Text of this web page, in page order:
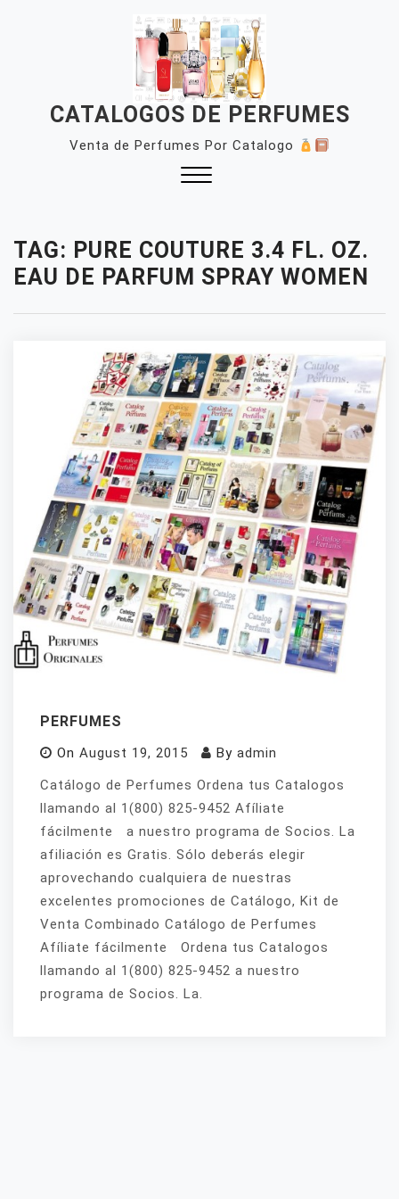
CATALOGOS DE PERFUMES
Venta de Perfumes Por Catalogo
TAG: PURE COUTURE 3.4 FL. OZ.
EAU DE PARFUM SPRAY WOMEN
PERFUMES
On August 19, 2015 By admin
Catálogo de Perfumes Ordena tus Catalogos
llamando al 1(800) 825-9452 Afíliate
fácilmente a nuestro programa de Socios. La
afiliación es Gratis. Sólo deberás elegir
aprovechando cualquiera de nuestras
excelentes promociones de Catálogo, Kit de
Venta Combinado Catálogo de Perfumes
Afíliate fácilmente Ordena tus Catalogos
llamando al 1(800) 825-9452 a nuestro
programa de Socios. La.